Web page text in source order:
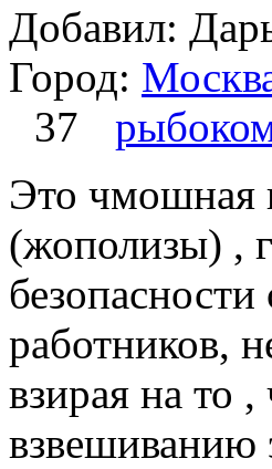
Добавил:
Город:
37
Это чмошная
(жополизы) ,
работников,
взирая на то
взвешиванию